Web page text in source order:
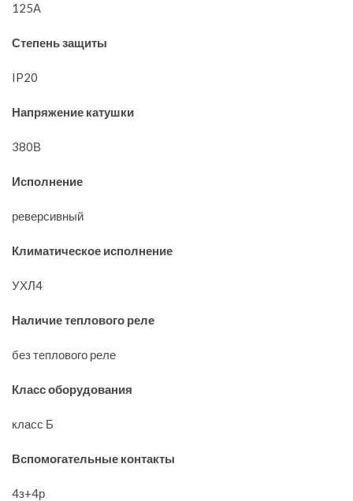
125А
Степень защиты
IP20
Напряжение катушки
380В
Исполнение
реверсивный
Климатическое исполнение
УХЛ4
Наличие теплового реле
без теплового реле
Класс оборудования
класс Б
Вспомогательные контакты
4з+4р